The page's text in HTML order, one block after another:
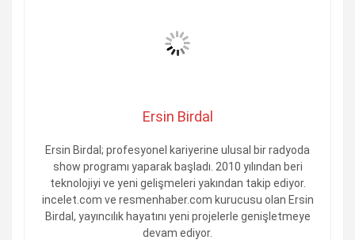
Ersin Birdal
Ersin Birdal; profesyonel kariyerine ulusal bir radyoda
show programı yaparak başladı. 2010 yılından beri
teknolojiyi ve yeni gelişmeleri yakından takip ediyor.
incelet.com ve resmenhaber.com kurucusu olan Ersin
Birdal, yayıncılık hayatını yeni projelerle genişletmeye
devam ediyor.